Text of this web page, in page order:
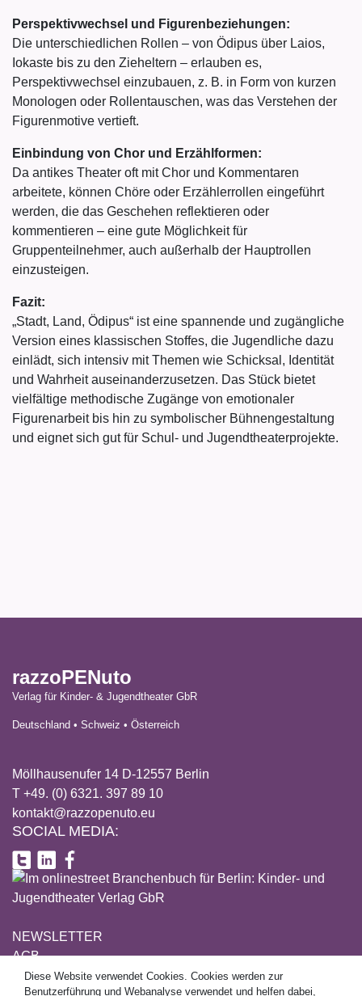
Perspektivwechsel und Figurenbeziehungen:
Die unterschiedlichen Rollen – von Ödipus über Laios,
Iokaste bis zu den Zieheltern – erlauben es,
Perspektivwechsel einzubauen, z. B. in Form von kurzen
Monologen oder Rollentauschen, was das Verstehen der
Figurenmotive vertieft.
Einbindung von Chor und Erzählformen:
Da antikes Theater oft mit Chor und Kommentaren
arbeitete, können Chöre oder Erzählerrollen eingeführt
werden, die das Geschehen reflektieren oder
kommentieren – eine gute Möglichkeit für
Gruppenteilnehmer, auch außerhalb der Hauptrollen
einzusteigen.
Fazit:
„Stadt, Land, Ödipus“ ist eine spannende und zugängliche
Version eines klassischen Stoffes, die Jugendliche dazu
einlädt, sich intensiv mit Themen wie Schicksal, Identität
und Wahrheit auseinanderzusetzen. Das Stück bietet
vielfältige methodische Zugänge von emotionaler
Figurenarbeit bis hin zu symbolischer Bühnengestaltung
und eignet sich gut für Schul- und Jugendtheaterprojekte.
razzoPENuto
Verlag für Kinder- & Jugendtheater GbR
Deutschland • Schweiz • Österreich
Möllhausenufer 14 D-12557 Berlin
T +49. (0) 6321. 397 89 10
kontakt@razzopenuto.eu
SOCIAL MEDIA:
NEWSLETTER
AGB
DATENSCHUTZ
This site uses cookies. Cookies are used for user guidance and
Diese Website verwendet Cookies. Cookies werden zur
Benutzerführung und Webanalyse verwendet und helfen dabei,